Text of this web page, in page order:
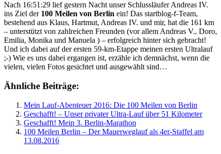
Nach 16:51:29 lief gestern Nacht unser Schlussläufer Andreas IV.
ins Ziel der 100 Meilen von Berlin ein! Das startblog-f-Team,
bestehend aus Klaus, Hartmut, Andreas IV. und mir, hat die 161 km
– unterstützt von zahlreichen Freunden (vor allem Andreas V., Doro,
Emilia, Monika und Manuela ) – erfolgreich hinter sich gebracht!
Und ich dabei auf der ersten 59-km-Etappe meinen ersten Ultralauf
;-) Wie es uns dabei ergangen ist, erzähle ich demnächst, wenn die
vielen, vielen Fotos gesichtet und ausgewählt sind…
Ähnliche Beiträge:
Mein Lauf-Abenteuer 2016: Die 100 Meilen von Berlin
Geschafft! – Unser privater Ultra-Lauf über 51 Kilometer
Geschafft! Mein 3. Berlin-Marathon
100 Meilen Berlin – Der Mauerweglauf als 4er-Staffel am
13.08.2016